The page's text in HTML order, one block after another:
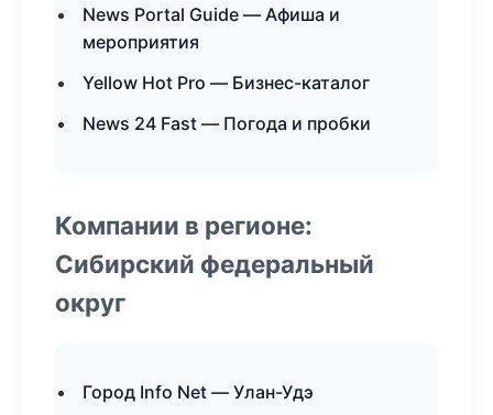
News Portal Guide — Афиша и
мероприятия
Yellow Hot Pro — Бизнес-каталог
News 24 Fast — Погода и пробки
Компании в регионе:
Сибирский федеральный
округ
Город Info Net — Улан-Удэ